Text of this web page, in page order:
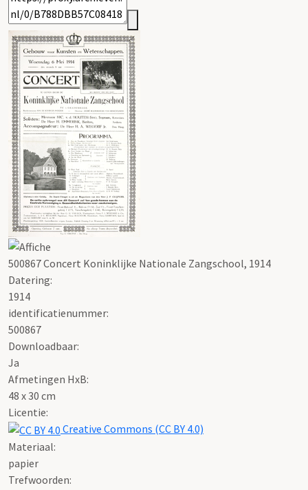
500867 Concert Koninklijke Nationale Zangschool, 1914
Datering:
1914
identificatienummer:
500867
Downloadbaar:
Ja
Afmetingen HxB:
48 x 30 cm
Licentie:
Creative Commons (CC BY 4.0)
Materiaal:
papier
Trefwoorden: